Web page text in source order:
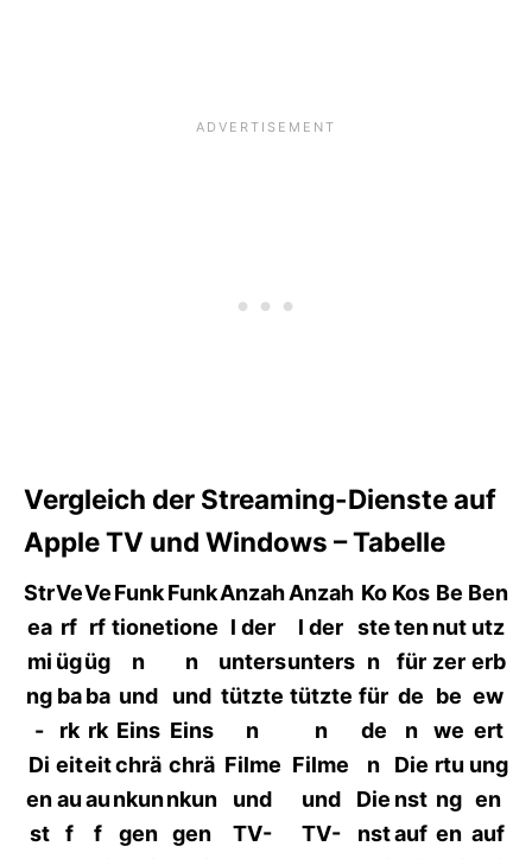
Vergleich der Streaming-Dienste auf
Apple TV und Windows – Tabelle
Str
ea
mi
ng
-
Di
en
st
Ve
rf
üg
ba
rk
eit
au
f
Ve
rf
üg
ba
rk
eit
au
f
Funk
tione
n
und
Eins
chrä
nkun
gen
Funk
tione
n
und
Eins
chrä
nkun
gen
Anzah
l der
unters
tützte
n
Filme
und
TV-
Anzah
l der
unters
tützte
n
Filme
und
TV-
Ko
ste
n
für
de
n
Die
nst
Kos
ten
für
de
n
Die
nst
auf
Be
nut
zer
be
we
rtu
ng
en
Ben
utz
erb
ew
ert
ung
en
auf